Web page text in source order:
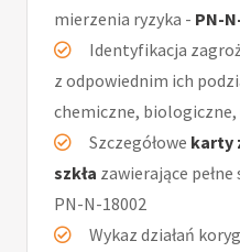
mierzenia ryzyka - PN-
Identyfikacja
z odpowiednim ich
chemiczne,
Szczegółowe karty
szkła zawierające
PN-N-18002
Wykaz działań